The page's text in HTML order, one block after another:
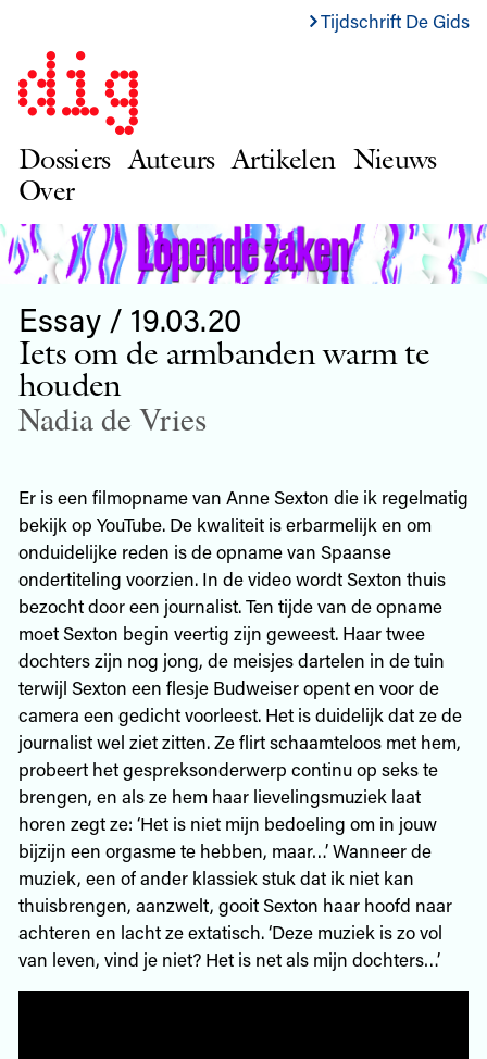
Tijdschrift De Gids
Dossiers Auteurs Artikelen Nieuws
Over
Essay / 19.03.20
Iets om de armbanden warm te
houden
Nadia de Vries
Er is een filmopname van Anne Sexton die ik regelmatig
bekijk op YouTube. De kwaliteit is erbarmelijk en om
onduidelijke reden is de opname van Spaanse
ondertiteling voorzien. In de video wordt Sexton thuis
bezocht door een journalist. Ten tijde van de opname
moet Sexton begin veertig zijn geweest. Haar twee
dochters zijn nog jong, de meisjes dartelen in de tuin
terwijl Sexton een flesje Budweiser opent en voor de
camera een gedicht voorleest. Het is duidelijk dat ze de
journalist wel ziet zitten. Ze flirt schaamteloos met hem,
probeert het gespreksonderwerp continu op seks te
brengen, en als ze hem haar lievelingsmuziek laat
horen zegt ze: ‘Het is niet mijn bedoeling om in jouw
bijzijn een orgasme te hebben, maar…’ Wanneer de
muziek, een of ander klassiek stuk dat ik niet kan
thuisbrengen, aanzwelt, gooit Sexton haar hoofd naar
achteren en lacht ze extatisch. ‘Deze muziek is zo vol
van leven, vind je niet? Het is net als mijn dochters…’